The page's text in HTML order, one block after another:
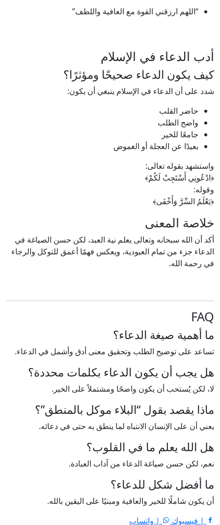
“اللهم ارزقني القوة مع العافية واللطف”
أدب الدعاء في الإسلام
كيف يكون الدعاء صحيحًا ومؤثرًا؟
شدد على أن الدعاء في الإسلام ينبغي أن يكون:
حاضر القلب
واضح الطلب
جامعًا للخير
بعيدًا عن العجلة أو الغموض
واستشهد بقوله تعالى:
﴿ادْعُونِي أَسْتَجِبْ لَكُمْ﴾
وقوله:
﴿يَعْلَمُ السِّرَّ وَأَخْفَى﴾
خلاصة المعنى
أكد أن الله سبحانه وتعالى يعلم نية العبد، لكن حسن الصياغة في
الدعاء جزء من تمام العبودية، ويعكس فهمًا أعمق للتوكل والرجاء
في رحمة الله.
FAQ
ما أهمية صيغة الدعاء؟
تساعد على توضيح الطلب وتحقيق معنى أدق وأشمل في الدعاء.
هل يجب أن يكون الدعاء بكلمات محددة؟
لا، لكن يُستحب أن يكون واضحًا ومشتملاً على الخير.
ماذا يقصد بقول “البلاء موكل بالمنطق”؟
يعني أن على الإنسان الانتباه لما ينطق به حتى في دعائه.
هل الله يعلم ما في القلوب؟
نعم، لكن حسن صياغة الدعاء من آداب العبادة.
ما أفضل شكل للدعاء؟
أن يكون شاملًا للخير والعافية ومبنيًا على اليقين بالله.
| فيسبوك
| واتساب